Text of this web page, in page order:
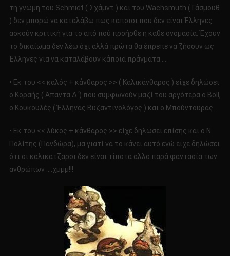
τη γνώμη του Schmidt ( Σχάμντ ) και του Wachsmuth ( Γάσμουθ
) δεν μπορώ να καταλάβω πως κάποιοι που δεν είναι Έλληνες
ασκούν κριτική για το από πού προήρθε η κάθε ονομασία. Έχουν
το δικαίωμα δεν λέω όχι αλλά πρώτα θα έπρεπε να ζήσουν ως
Έλληνες για να καταλάβουν κάποια πράγματα…..
• Εκ του << καλός + κάνθαρος >> ( Καλικάνθαρος ) είχε δηλώσει
ο Κοραής ( Άπαντα Δ΄) που συμφωνούν μαζί του αργότερα ο Boll,
ο Κουκουλές ( Έλληνας Βυζαντινολόγος ) και ο Μπούντουρας.
• Εκ του << λύκος + κάνθαρος >> είχε δηλώσει επίσης και ο Ν.
Πολίτης (Πανδώρα), μα γιατί να το κάνει αυτό ενώ είχε δηλώσει
ότι οι καλικάτζαροι δεν είναι τίποτα άλλο παρά φαντασία των
ανθρώπων ….χμμμ!!!